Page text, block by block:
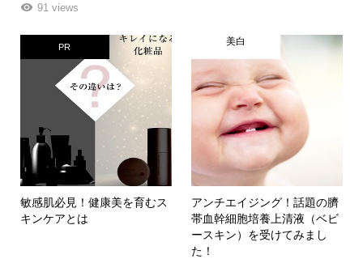
91 views
PR
敏感肌必見！健康美を育むス
キンケアとは
美白
アンチエイジング！話題の臍
帯血幹細胞培養上清液（ベビ
ースキン）を受けてみまし
た！